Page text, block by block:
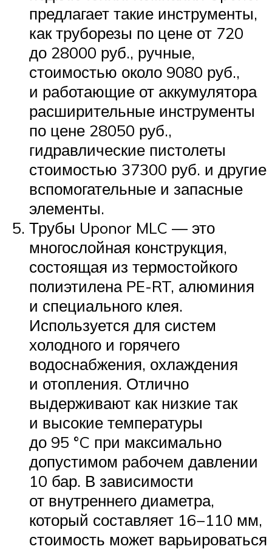
предлагает такие инструменты,
как труборезы по цене от 720
до 28000 руб., ручные,
стоимостью около 9080 руб.,
и работающие от аккумулятора
расширительные инструменты
по цене 28050 руб.,
гидравлические пистолеты
стоимостью 37300 руб. и другие
вспомогательные и запасные
элементы.
Трубы Uponor MLC — это
многослойная конструкция,
состоящая из термостойкого
полиэтилена PE-RT, алюминия
и специального клея.
Используется для систем
холодного и горячего
водоснабжения, охлаждения
и отопления. Отлично
выдерживают как низкие так
и высокие температуры
до 95 °C при максимально
допустимом рабочем давлении
10 бар. В зависимости
от внутреннего диаметра,
который составляет 16−110 мм,
стоимость может варьироваться